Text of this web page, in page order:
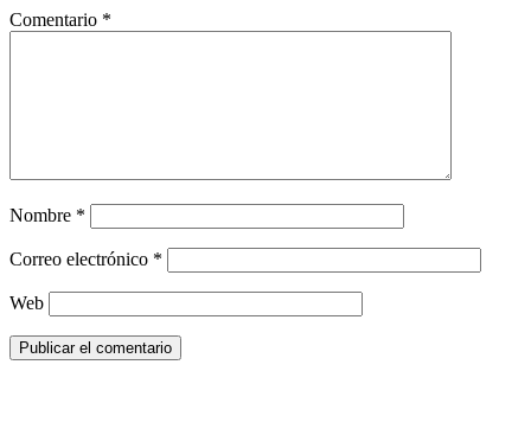
Comentario *
Nombre *
Correo electrónico *
Web